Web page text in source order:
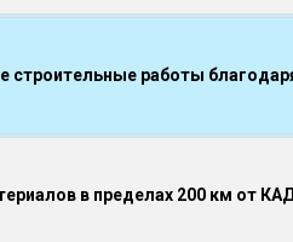
строительные работы
в пределах 200 км от